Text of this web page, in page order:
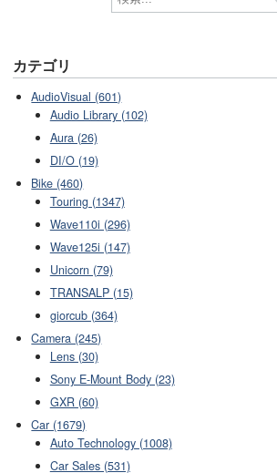
カテゴリ
AudioVisual (601)
Audio Library (102)
Aura (26)
DI/O (19)
Bike (460)
Touring (1347)
Wave110i (296)
Wave125i (147)
Unicorn (79)
TRANSALP (15)
giorcub (364)
Camera (245)
Lens (30)
Sony E-Mount Body (23)
GXR (60)
Car (1679)
Auto Technology (1008)
Car Sales (531)